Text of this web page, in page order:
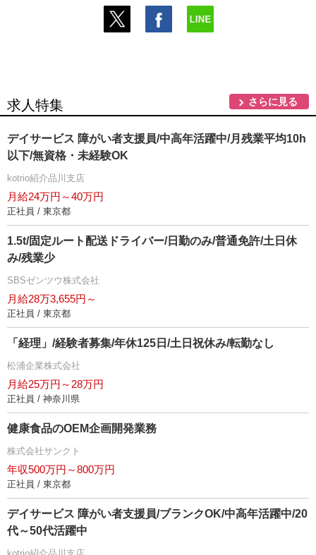
求人特集 さらに見る
デイサービス 障がい者支援員/中高年活躍中/月残業平均10h
以下/無資格・未経験OK
kotrio紹介品川支店
月給24万円～40万円
正社員 / 東京都
1.5t/固定ルート配送ドライバー/日勤のみ/普通免許/土日休
み/残業少
SBSゼンツウ株式会社
月給28万3,655円～
正社員 / 東京都
「経理」/経験者募集/年休125日/土日祝休み/転勤なし
松浦企業株式会社
月給25万円～28万円
正社員 / 神奈川県
健康食品のOEM企画開発業務
株式会社サンクト
年収500万円～800万円
正社員 / 東京都
デイサービス 障がい者支援員/ブランクOK/中高年活躍中/20
代～50代活躍中